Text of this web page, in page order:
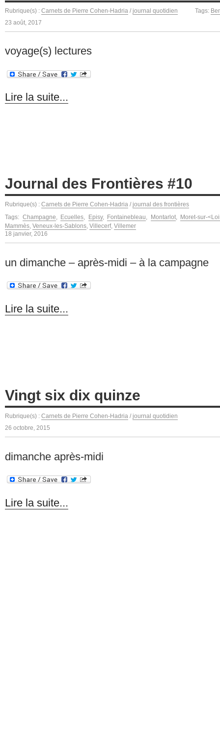
Rubrique(s) : Carnets de Pierre Cohen-Hadria / journal quotidien Tags:
23 août, 2017
voyage(s) lectures
Lire la suite...
Journal des Frontières #10
Rubrique(s) : Carnets de Pierre Cohen-Hadria / journal des frontières
Tags: Champagne, Ecuelles, Episy, Fontainebleau, Montarlot, Moret-sur-
Mammès, Veneux-les-Sablons, Villecerf, Villemer
18 janvier, 2016
un dimanche – après-midi – à la campagne
Lire la suite...
Vingt six dix quinze
Rubrique(s) : Carnets de Pierre Cohen-Hadria / journal quotidien
26 octobre, 2015
dimanche après-midi
Lire la suite...